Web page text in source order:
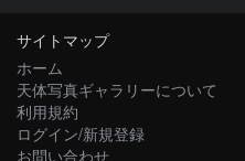
サイトマップ
ホーム
天体写真ギャラリーについて
利用規約
ログイン/新規登録
お問い合わせ